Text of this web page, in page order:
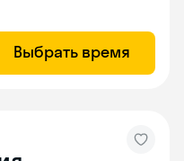
Выбрать время